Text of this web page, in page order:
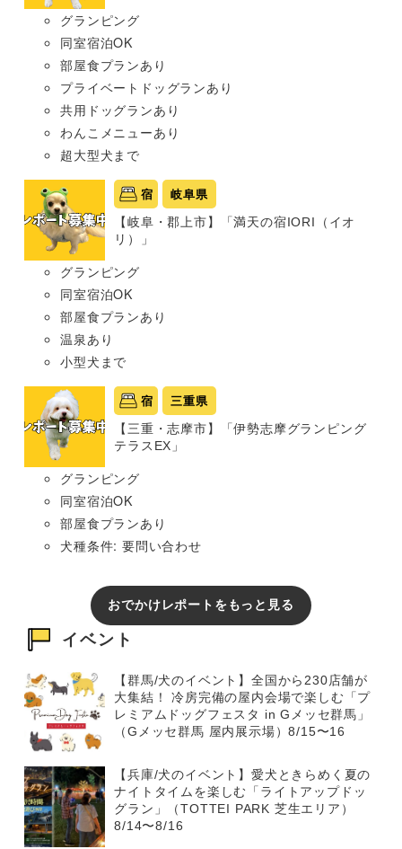
グランピング
同室宿泊OK
部屋食プランあり
プライベートドッグランあり
共用ドッグランあり
わんこメニューあり
超大型犬まで
宿 岐阜県
【岐阜・郡上市】「満天の宿IORI（イオ
リ）」
グランピング
同室宿泊OK
部屋食プランあり
温泉あり
小型犬まで
宿 三重県
【三重・志摩市】「伊勢志摩グランピング
テラスEX」
グランピング
同室宿泊OK
部屋食プランあり
犬種条件: 要問い合わせ
おでかけレポートをもっと見る
イベント
【群馬/犬のイベント】全国から230店舗が
大集結！ 冷房完備の屋内会場で楽しむ「プ
レミアムドッグフェスタ in Gメッセ群馬」
（Gメッセ群馬 屋内展示場）8/15〜16
【兵庫/犬のイベント】愛犬ときらめく夏の
ナイトタイムを楽しむ「ライトアップドッ
グラン」（TOTTEI PARK 芝生エリア）
8/14〜8/16